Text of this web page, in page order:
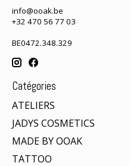
info@ooak.be
+32 470 56 77 03
BE0472.348.329
Catégories
ATELIERS
JADYS COSMETICS
MADE BY OOAK
TATTOO